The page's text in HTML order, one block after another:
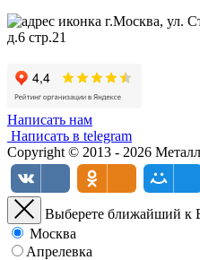
г.Москва, ул.
д.6 стр.21
Написать нам
Написать в telegram
Copyright © 2013 - 2026
Выберете ближайший к
Москва
Апрелевка